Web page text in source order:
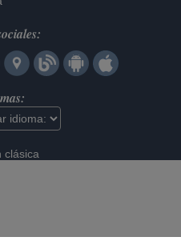
clásica